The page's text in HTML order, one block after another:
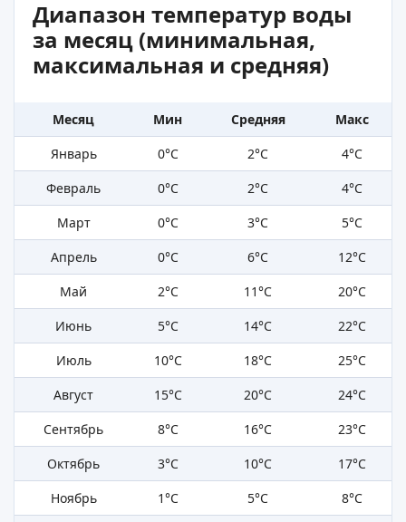
Диапазон температур воды
за месяц (минимальная,
максимальная и средняя)
Месяц Мин Средняя
Макс
Январь
0°C 2°C
4°C
Февраль
0°C 2°C
4°C
Март
0°C 3°C
5°C
Апрель
0°C 6°C
12°C
Май
2°C 11°C
20°C
Июнь
5°C 14°C
22°C
Июль
10°C 18°C
25°C
Август
15°C 20°C
24°C
Сентябрь
8°C 16°C
23°C
Октябрь
3°C 10°C
17°C
Ноябрь
1°C 5°C
8°C